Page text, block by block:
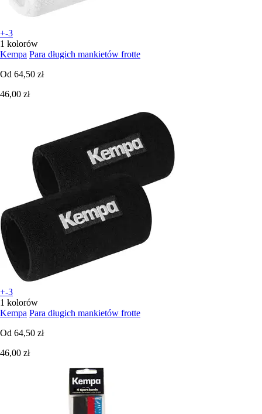
+-3
1 kolorów
Kempa Para długich mankietów frotte
Od 64,50 zł
46,00 zł
+-3
1 kolorów
Kempa Para długich mankietów frotte
Od 64,50 zł
46,00 zł